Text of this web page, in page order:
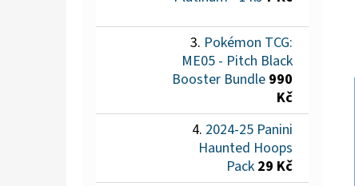
Pokémon TCG:
ME05 - Pitch Black
Booster Bundle 990
Kč
2024-25 Panini
Haunted Hoops
Pack 29 Kč